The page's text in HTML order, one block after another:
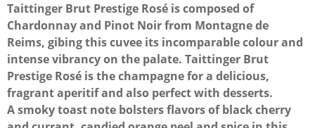
Taittinger Brut Prestige Rosé is composed of
Chardonnay and Pinot Noir from Montagne de
Reims, gibing this cuvee its incomparable colour and
intense vibrancy on the palate. Taittinger Brut
Prestige Rosé is the champagne for a delicious,
fragrant aperitif and also perfect with desserts.
A smoky toast note bolsters flavors of black cherry